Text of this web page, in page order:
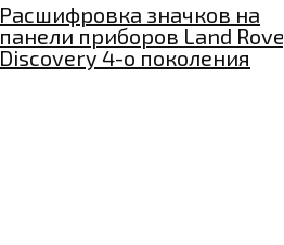
Расшифровка значков на
панели приборов Land Rover
Discovery 4-о поколения